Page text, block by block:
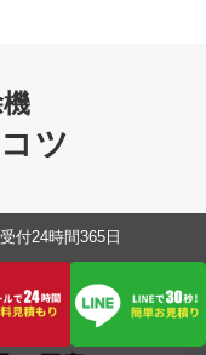
ツ
付24時間365日